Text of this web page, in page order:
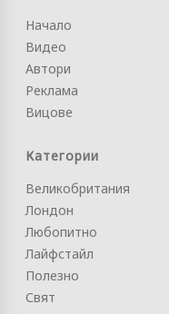
Начало
Видео
Автори
Реклама
Вицове
Категории
Великобритания
Лондон
Любопитно
Лайфстайл
Полезно
Свят